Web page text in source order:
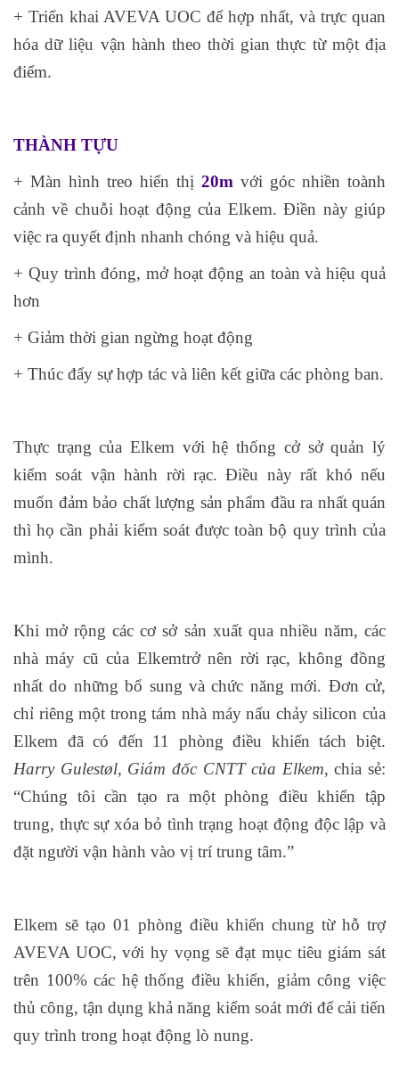
+ Triển khai AVEVA UOC để hợp nhất, và trực quan
hóa dữ liệu vận hành theo thời gian thực từ một địa
điểm.
THÀNH TỰU
+ Màn hình treo hiển thị 20m với góc nhiền toành
cảnh về chuỗi hoạt động của Elkem. Điền này giúp
việc ra quyết định nhanh chóng và hiệu quả.
+ Quy trình đóng, mở hoạt động an toàn và hiệu quả
hơn
+ Giảm thời gian ngừng hoạt động
+ Thúc đẩy sự hợp tác và liên kết giữa các phòng ban.
Thực trạng của Elkem với hệ thống cở sở quản lý
kiểm soát vận hành rời rạc. Điều này rất khó nếu
muốn đảm bảo chất lượng sản phẩm đầu ra nhất quán
thì họ cần phải kiểm soát được toàn bộ quy trình của
mình.
Khi mở rộng các cơ sở sản xuất qua nhiều năm, các
nhà máy cũ của Elkemtrở nên rời rạc, không đồng
nhất do những bổ sung và chức năng mới. Đơn cử,
chỉ riêng một trong tám nhà máy nấu chảy silicon của
Elkem đã có đến 11 phòng điều khiển tách biệt.
Harry Gulestøl, Giám đốc CNTT của Elkem, chia sẻ:
“Chúng tôi cần tạo ra một phòng điều khiển tập
trung, thực sự xóa bỏ tình trạng hoạt động độc lập và
đặt người vận hành vào vị trí trung tâm.”
Elkem sẽ tạo 01 phòng điều khiển chung từ hỗ trợ
AVEVA UOC, với hy vọng sẽ đạt mục tiêu giám sát
trên 100% các hệ thống điều khiển, giảm công việc
thủ công, tận dụng khả năng kiểm soát mới để cải tiến
quy trình trong hoạt động lò nung.